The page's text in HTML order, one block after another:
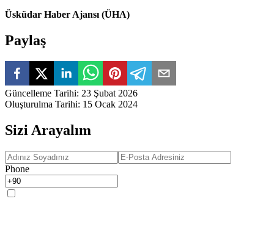
Üsküdar Haber Ajansı (ÜHA)
Paylaş
Güncelleme Tarihi: 23 Şubat 2026
Oluşturulma Tarihi: 15 Ocak 2024
Sizi Arayalım
Phone